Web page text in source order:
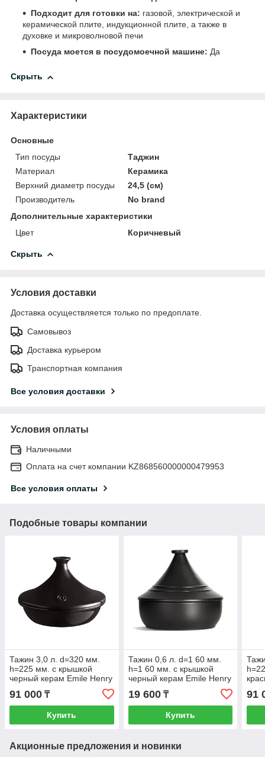
Подходит для готовки на: газовой, электрической и
керамической плите, индукционной плите, а также в
духовке и микроволновой печи
Посуда моется в посудомоечной машине: Да
Скрыть
Характеристики
Основные
Тип посуды
Таджин
Материал
Керамика
Верхний диаметр посуды
24,5 (см)
Производитель
No brand
Дополнительные характеристики
Цвет
Коричневый
Скрыть
Условия доставки
Доставка осуществляется только по предоплате.
Самовывоз
Доставка курьером
Транспортная компания
Все условия доставки
Условия оплаты
Наличными
Оплата на счет компании KZ868560000000479953
Все условия оплаты
Подобные товары компании
Тажин 3,0 л. d=320 мм.
h=225 мм. с крышкой
черный керам Emile Henry
91 000 ₸
Купить
Тажин 0,6 л. d=1 60 мм.
h=1 60 мм. с крышкой
черный керам Emile Henry
19 600₸
Купить
91
Акционные предложения и новинки